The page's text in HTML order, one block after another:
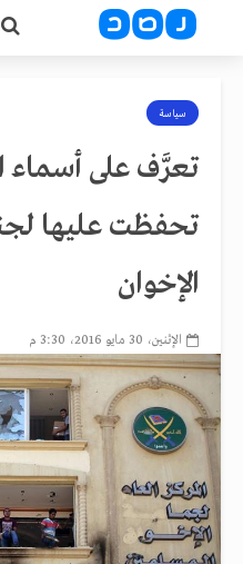
سياسة
تعرَّف على أسماء
تحفظت عليها
الإخوان
الإثنين، 30 مايو 2016، 3:30 م